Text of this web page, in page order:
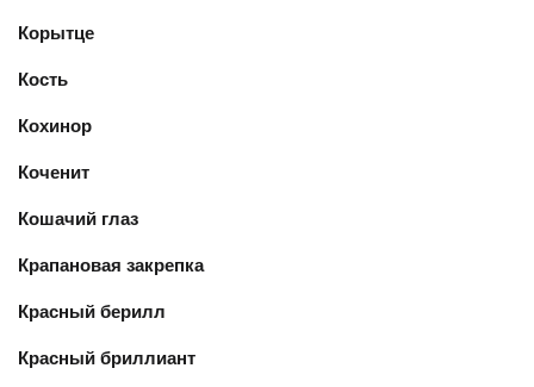
Корытце
Кость
Кохинор
Коченит
Кошачий глаз
Крапановая закрепка
Красный берилл
Красный бриллиант